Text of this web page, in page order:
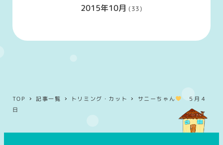
2015年10月 (33)
TOP 記事一覧 トリミング・カット サニーちゃん
５月４
日